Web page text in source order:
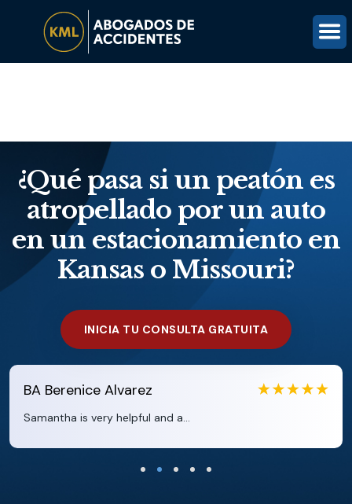
OBTÉN UNA REVISIÓN GRATUITA DEL CASO
¿Qué pasa si un peatón es
atropellado por un auto
en un estacionamiento en
Kansas o Missouri?
INICIA TU CONSULTA GRATUITA
EB Eboni Bowie
Clara extremely helpful and ve...